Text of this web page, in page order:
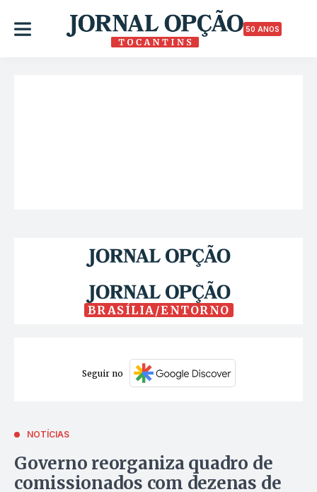
50 ANOS
BRASÍLIA/ENTORNO
Seguir no
NOTÍCIAS
Governo reorganiza quadro de
comissionados com dezenas de